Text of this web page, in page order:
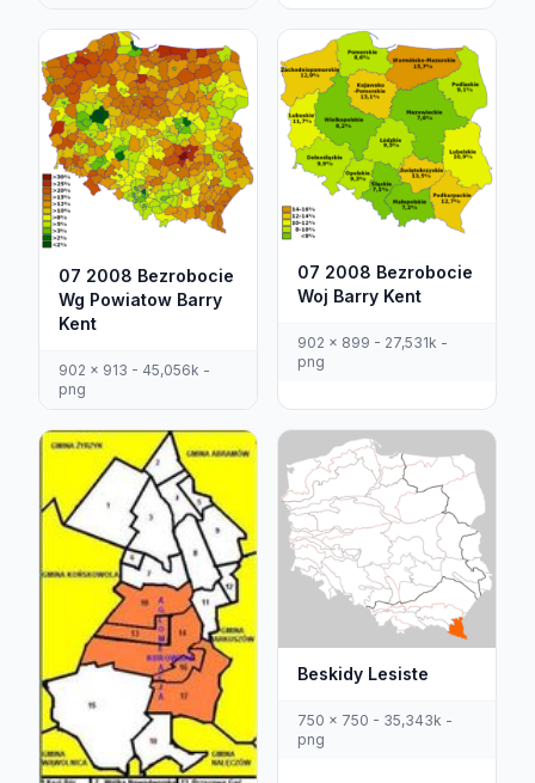
07 2008 Bezrobocie
Wg Powiatow Barry
Kent
902 x 913 - 45,056k -
png
07 2008 Bezrobocie
Woj Barry Kent
902 x 899 - 27,531k -
png
Beskidy Lesiste
750 x 750 - 35,343k -
png